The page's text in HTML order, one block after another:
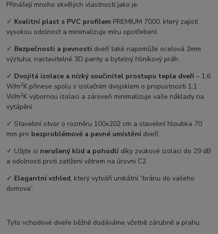
Přinášejí mnoho skvělých vlastností jako je:
✓ Kvalitní plast s PVC profilem PREMIUM 7000, který zajistí
vysokou odolnost a minimalizuje míru opotřebení.
✓ Bezpečnosti a pevnosti dveří také napomůže ocelová 2mm
výztuha, nastavitelné 3D panty a bytelný hliníkový práh.
✓ Dvojitá izolace a nízký součinitel prostupu tepla dveří –⁠ 1,6
W/m2K přinese spolu s izolačním dvojsklem o propustnosti 1,1
W/m2K výbornou izolaci a zároveň minimalizuje vaše náklady na
vytápění.
✓ Stavební otvor o rozměru 100x202 cm a stavební hloubka 70
mm pro bezproblémové a pevné umístění dveří.
✓ Užijte si nerušený klid a pohodlí díky zvukové izolaci do 29 dB
a odolnosti proti zatížení větrem na úrovni C2.
✓ Elegantní vzhled, který vytváří unikátní “bránu do vašeho
domova”.
Tyto vchodové dveře běžně dodáváme včetně zárubně a prahu.